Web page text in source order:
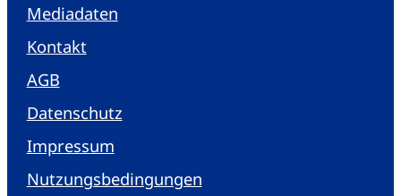
Mediadaten
Kontakt
AGB
Datenschutz
Impressum
Nutzungsbedingungen